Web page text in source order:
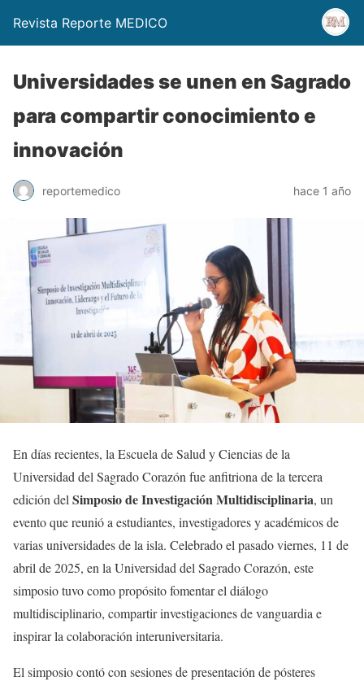
Revista Reporte MEDICO
Universidades se unen en Sagrado
para compartir conocimiento e
innovación
reportemedico hace 1 año
En días recientes, la Escuela de Salud y Ciencias de la
Universidad del Sagrado Corazón fue anfitriona de la tercera
edición delSimposio de Investigación Multidisciplinaria, un
evento que reunió a estudiantes, investigadores y académicos de
varias universidades de la isla. Celebrado el pasado viernes, 11 de
abril de 2025, en la Universidad del Sagrado Corazón, este
simposio tuvo como propósito fomentar el diálogo
multidisciplinario, compartir investigaciones de vanguardia e
inspirar la colaboración interuniversitaria.
El simposio contó con sesiones de presentación de pósteres